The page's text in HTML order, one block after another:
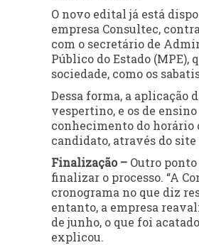
O novo edital já está
empresa Consultec,
com o secretário de
Público do Estado (MPE),
sociedade, como os
Dessa forma, a aplicação
vespertino, e os de
conhecimento do horário
candidato, através do
Finalização – Outro
finalizar o processo. “A
cronograma no que diz
entanto, a empresa
de junho, o que foi
explicou.